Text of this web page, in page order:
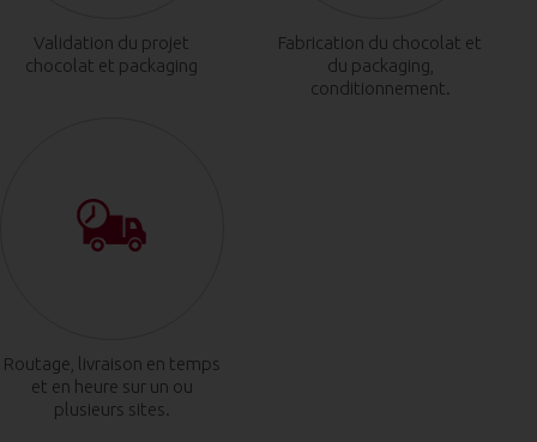
Validation du projet
chocolat et packaging
Fabrication du chocolat et
du packaging,
conditionnement.
Routage, livraison en temps
et en heure sur un ou
plusieurs sites.